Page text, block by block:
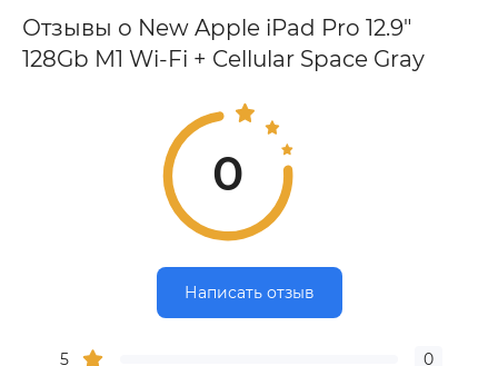
Отзывы о New Apple iPad Pro 12.9"
128Gb M1 Wi-Fi + Cellular Space Gray
0
Написать отзыв
5
0